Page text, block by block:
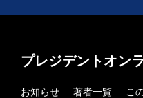
プレジデントオン
お知らせ 著者一覧
こ